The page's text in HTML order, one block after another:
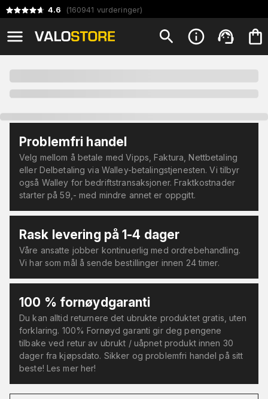
4.6 (160941 vurderinger)
Problemfri handel
Velg mellom å betale med Vipps, Faktura, Nettbetaling
eller Delbetaling via Walley-betalingstjenesten. Vi tilbyr
også Walley for bedriftstransaksjoner. Fraktkostnader
starter på 59,- med mindre annet er oppgitt.
Rask levering på 1-4 dager
Våre ansatte jobber kontinuerlig med ordrebehandling.
Vi har som mål å sende bestillinger innen 24 timer.
100 % fornøydgaranti
Du kan alltid returnere det ubrukte produktet gratis, uten
forklaring. 100% Fornøyd garanti gir deg pengene
tilbake ved retur av ubrukt / uåpnet produkt innen 30
dager fra kjøpsdato. Sikker og problemfri handel på sitt
beste! Les mer her!